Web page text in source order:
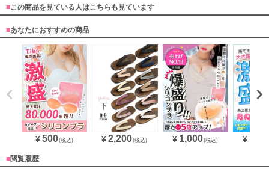
■この商品を見ている人はこちらも見ています
■あなたにおすすめの商品
¥500(税込) ¥ 2,200(税込) ¥ 1,000(税込) ¥
■閲覧履歴